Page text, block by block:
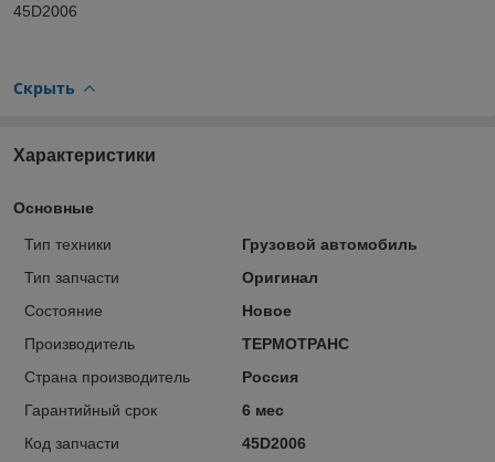
45D2006
Скрыть
Характеристики
Основные
Тип техники
Грузовой автомобиль
Тип запчасти
Оригинал
Состояние
Новое
Производитель
ТЕРМОТРАНС
Страна производитель
Россия
Гарантийный срок
6 мес
Код запчасти
45D2006